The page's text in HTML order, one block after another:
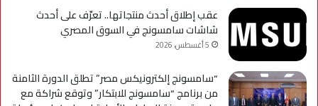
عقب إطلاق أحدث منتجاتها.. تعرّف على أحدث
شاشات سامسونج في السوق المصري
5 أغسطس، 2026
“سامسونج إلكترونيكس مصر” تطلق الدورة الثامنة
من برنامج “سامسونج للابتكار” وتوقع شراكة مع